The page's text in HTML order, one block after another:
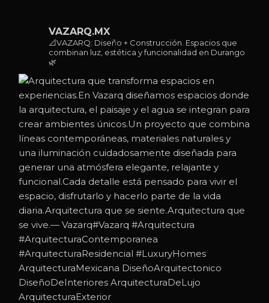
VAZARQ.MX
📐VAZARQ: Diseño + Construcción. Espacios que
combinan luz, estética y funcionalidad en Durango
🌿